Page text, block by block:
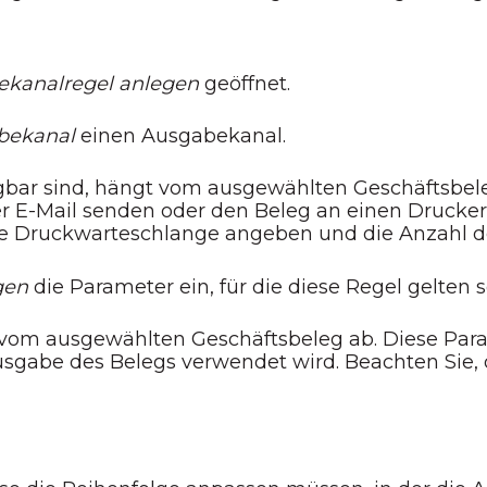
anlegen geöffnet.
einen Ausgabekanal.
sind, hängt vom ausgewählten
E-Mail senden oder den Beleg an einen
Druckwarteschlange angeben und die Anzahl
die Parameter ein, für die diese Regel gelten
ausgewählten Geschäftsbeleg ab. Diese
des Belegs verwendet wird. Beachten Sie,